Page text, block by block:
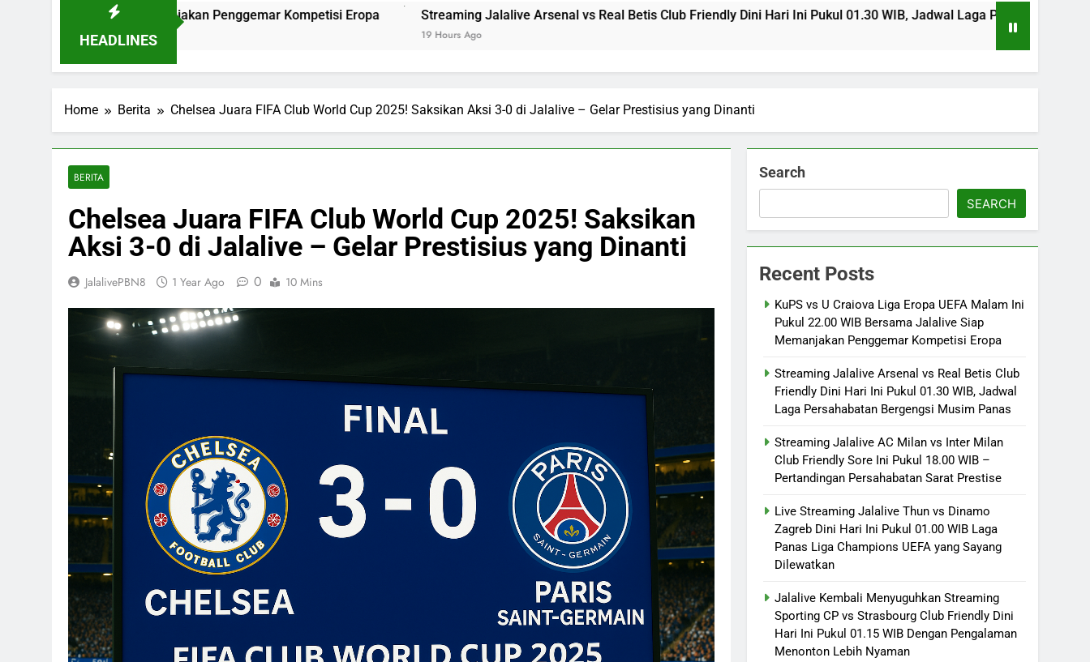
HEADLINES
Memanjakan Penggemar Kompetisi Eropa Streaming Jalalive Arsenal vs Real Betis Club Friendly Dini Hari Ini Pukul 01.30 WIB, Jadwal Laga Persahabatan Bergengsi Musim
Home Berita Chelsea Juara FIFA Club World Cup 2025! Saksikan Aksi 3-0 di Jalalive – Gelar Prestisius yang Dinanti
BERITA
Chelsea Juara FIFA Club World Cup 2025! Saksikan
Aksi 3-0 di Jalalive – Gelar Prestisius yang Dinanti
JalalivePBN8 1 Year Ago 0 10 Mins
Search
SEARCH
Recent Posts
KuPS vs U Craiova Liga Eropa UEFA Malam Ini
Pukul 22.00 WIB Bersama Jalalive Siap
Memanjakan Penggemar Kompetisi Eropa
Streaming Jalalive Arsenal vs Real Betis Club
Friendly Dini Hari Ini Pukul 01.30 WIB, Jadwal
Laga Persahabatan Bergengsi Musim Panas
Streaming Jalalive AC Milan vs Inter Milan
Club Friendly Sore Ini Pukul 18.00 WIB –
Pertandingan Persahabatan Sarat Prestise
Live Streaming Jalalive Thun vs Dinamo
Zagreb Dini Hari Ini Pukul 01.00 WIB Laga
Panas Liga Champions UEFA yang Sayang
Dilewatkan
Jalalive Kembali Menyuguhkan Streaming
Sporting CP vs Strasbourg Club Friendly Dini
Hari Ini Pukul 01.15 WIB Dengan Pengalaman
Menonton Lebih Nyaman